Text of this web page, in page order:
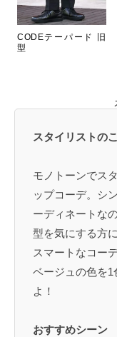
CODEテーパード 旧
型
スタイリストの
モノトーンでス
ップコーデ。シ
ーディネートな
型を気にする方
スマートなコー
ベージュの色を
よ！
おすすめシーン